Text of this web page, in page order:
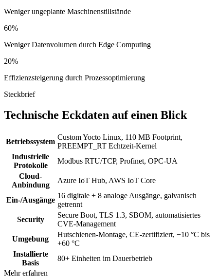
Weniger ungeplante Maschinenstillstände
60%
Weniger Datenvolumen durch Edge Computing
20%
Effizienzsteigerung durch Prozessoptimierung
Steckbrief
Technische Eckdaten auf einen Blick
Betriebssystem
Custom Yocto Linux, 110 MB Footprint,
PREEMPT_RT Echtzeit-Kernel
Industrielle
Protokolle
Modbus RTU/TCP, Profinet, OPC-UA
Cloud-
Anbindung
Azure IoT Hub, AWS IoT Core
Ein-/Ausgänge
16 digitale + 8 analoge Ausgänge, galvanisch
getrennt
Security
Secure Boot, TLS 1.3, SBOM, automatisiertes
CVE-Management
Umgebung
Hutschienen-Montage, CE-zertifiziert, −10 °C bis
+60 °C
Installierte
Basis
80+ Einheiten im Dauerbetrieb
Mehr erfahren